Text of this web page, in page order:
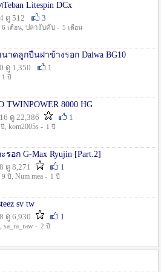
Litespin DCx
ดู 512
3
6 เดือน, ปลางับคับ - 5 เดือน
าดลูกปืนฝาข้างรอก Daiwa BG10
ดู 1,350
1
1 ปี
TWINPOWER 8000 HG
ดู 22,386
1
, kom2005s - 1 ปี
รอก G-Max Ryujin [Part.2]
ดู 8,271
1
9 ปี , Num mea - 1 ปี
ประกอบ steez sv tw
ดู 6,930
1
, sa_ra_raw - 2 ปี